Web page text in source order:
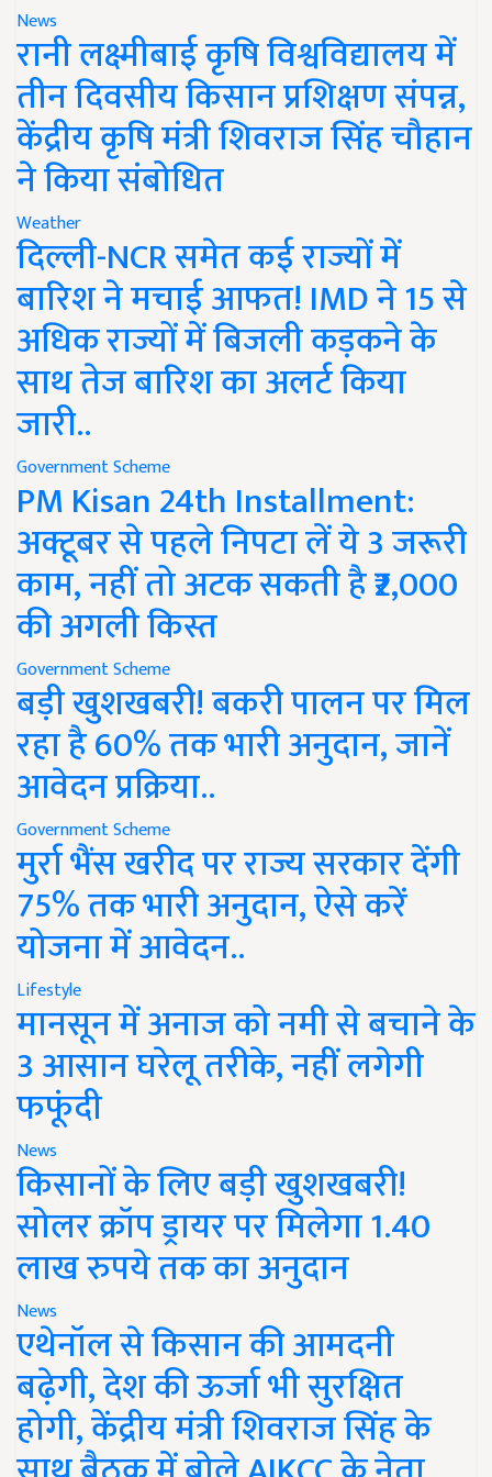
News
रानी लक्ष्मीबाई कृषि विश्वविद्यालय में
तीन दिवसीय किसान प्रशिक्षण संपन्न,
केंद्रीय कृषि मंत्री शिवराज सिंह चौहान
ने किया संबोधित
Weather
दिल्ली-NCR समेत कई राज्यों में
बारिश ने मचाई आफत! IMD ने 15 से
अधिक राज्यों में बिजली कड़कने के
साथ तेज बारिश का अलर्ट किया
जारी..
Government Scheme
PM Kisan 24th Installment:
अक्टूबर से पहले निपटा लें ये 3 जरूरी
काम, नहीं तो अटक सकती है ₹2,000
की अगली किस्त
Government Scheme
बड़ी खुशखबरी! बकरी पालन पर मिल
रहा है 60% तक भारी अनुदान, जानें
आवेदन प्रक्रिया..
Government Scheme
मुर्रा भैंस खरीद पर राज्य सरकार देंगी
75% तक भारी अनुदान, ऐसे करें
योजना में आवेदन..
Lifestyle
मानसून में अनाज को नमी से बचाने के
3 आसान घरेलू तरीके, नहीं लगेगी
फफूंदी
News
किसानों के लिए बड़ी खुशखबरी!
सोलर क्रॉप ड्रायर पर मिलेगा 1.40
लाख रुपये तक का अनुदान
News
एथेनॉल से किसान की आमदनी
बढ़ेगी, देश की ऊर्जा भी सुरक्षित
होगी, केंद्रीय मंत्री शिवराज सिंह के